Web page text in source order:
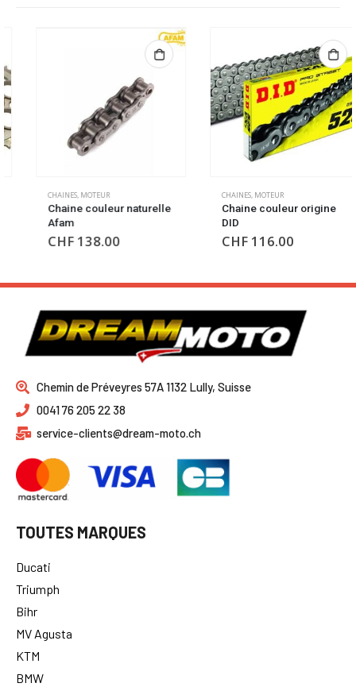
CHAINES,MOTEUR
Chaine couleur naturelle
Afam
CHF138.00
CHAINES,MOTEUR
Chaine couleur origine
CHF116.00
Chemin de Préveyres 57A 1132 Lully, Suisse
0041 76 205 22 38
service-clients@dream-moto.ch
TOUTES MARQUES
Ducati
Triumph
Bihr
MV Agusta
KTM
BMW